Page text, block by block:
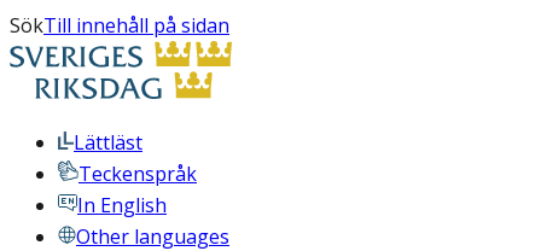
SökTill innehåll på sidan
Lättläst
Teckenspråk
In English
Other languages